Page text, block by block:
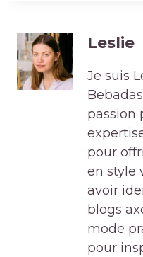
Leslie
Je suis
passion
pour
en style
avoir
blogs
mode
pour